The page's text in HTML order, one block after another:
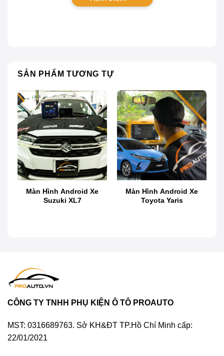
Vietmap Lenovo D1 4G RAM 4GB, tích hợp cảnh báo &
giải trí
Giới thiệu màn hình Vietmap Lenovo D1
4G
Vietmap đã khẳng định thương hiệu trong lĩnh vực
công nghệ ô tô, khi cho ra mắt các sản phẩm camera
hành trình và thiết bị hỗ trợ lái xe thông minh. Với sứ
SẢN PHẨM TƯƠNG TỰ
Màn Hình Android Xe
Suzuki XL7
Màn Hình Android Xe
Toyota Yaris
CÔNG TY TNHH PHỤ KIỆN Ô TÔ PROAUTO
MST: 0316689763. Sở KH&ĐT TP.Hồ Chí Minh cấp:
22/01/2021